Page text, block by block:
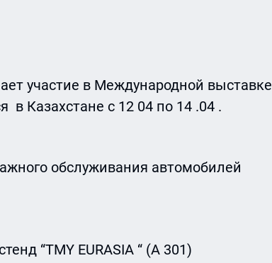
участие в Международной выставке
Казахстане с 12 04 по 14 .04 .
обслуживания автомобилей
“TMY EURASIA “ (А 301)